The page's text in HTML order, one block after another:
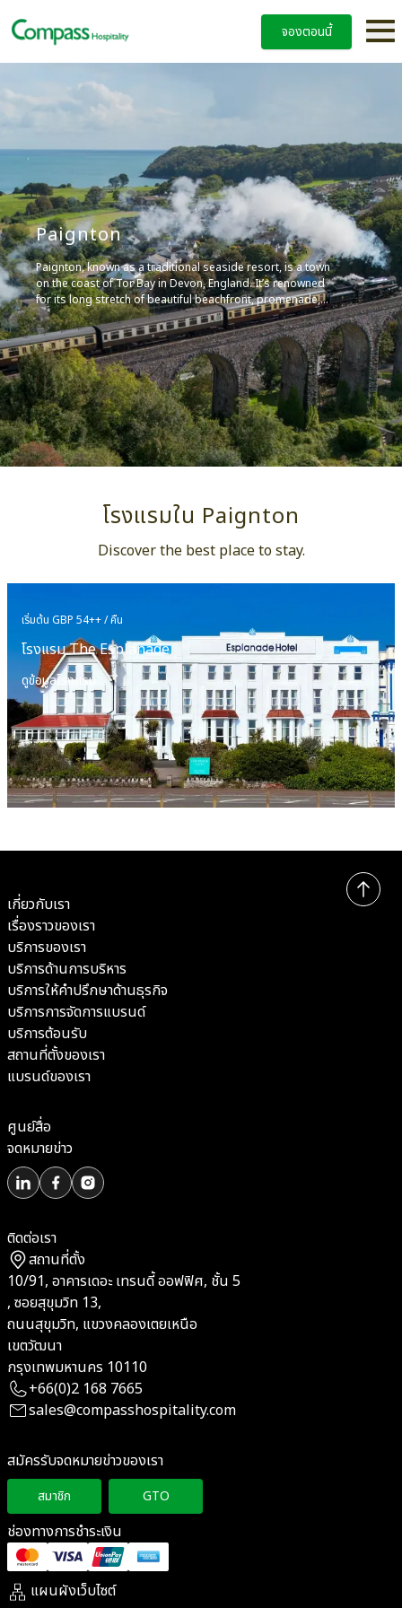
จองตอนนี้
Paignton
Paignton, known as a traditional seaside resort, is a town
on the coast of Tor Bay in Devon, England. It’s renowned
for its long stretch of beautiful beachfront, promenade,
colourful beach huts, and is a part of the holiday
destination known as the English Riviera.
โรงแรมใน Paignton
Discover the best place to stay.
เริ่มต้น GBP 54++ / คืน
โรงแรม The Esplanade
ดูข้อมูลโรงแรม
เกี่ยวกับเรา
เรื่องราวของเรา
บริการของเรา
บริการด้านการบริหาร
บริการให้คำปรึกษาด้านธุรกิจ
บริการการจัดการแบรนด์
บริการต้อนรับ
สถานที่ตั้งของเรา
แบรนด์ของเรา
ศูนย์สื่อ
จดหมายข่าว
ติดต่อเรา
สถานที่ตั้ง
10/91, อาคารเดอะ เทรนดี้ ออฟฟิศ, ชั้น 5
, ซอยสุขุมวิท 13,
ถนนสุขุมวิท, แขวงคลองเตยเหนือ
เขตวัฒนา
กรุงเทพมหานคร 10110
+66(0)2 168 7665
sales@compasshospitality.com
สมัครรับจดหมายข่าวของเรา
สมาชิก GTO
ช่องทางการชำระเงิน
แผนผังเว็บไซต์